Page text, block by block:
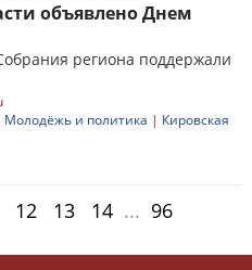
объявлено Днем
региона поддержали
Молодёжь и политика | Кировская
12 13 14 ... 96